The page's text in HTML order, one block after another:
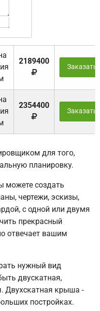
2189400
Заказать
2354400
Заказать
для того,
планировку.
создать
чертежи, эскизы,
с одной или двумя
прекрасный
отвечает вашим
нужный вид
двускатная,
Двухскатная крыша -
постройках.